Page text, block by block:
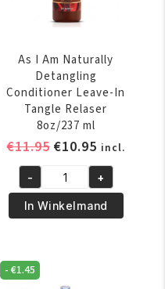
As I Am Naturally
Detangling
Conditioner Leave-In
Tangle Relaser
8oz/237 ml
€11.95 Oorspronkelijke
was:
€11.95.
€10.95Huidige
prijs
is:
€10.95.
incl.
As
Am
Detangling
Conditioner
- +
In Winkelmand
-€1.45